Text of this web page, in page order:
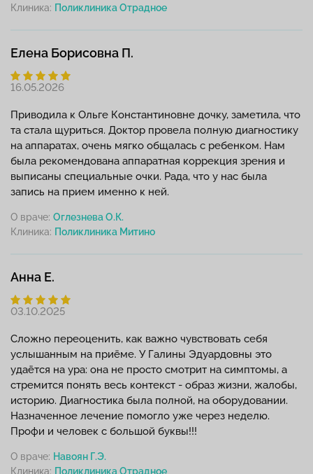
Клиника:
Елена Борисовна П.
16.05.2026
Приводила к Ольге Константиновне дочку, заметила, что
та стала щуриться. Доктор провела полную диагностику
на аппаратах, очень мягко общалась с ребенком. Нам
была рекомендована аппаратная коррекция зрения и
выписаны специальные очки. Рада, что у нас была
запись на прием именно к ней.
О враче: Оглезнева О.К.
Клиника:
Анна Е.
03.10.2025
Сложно переоценить, как важно чувствовать себя
услышанным на приёме. У Галины Эдуардовны это
удаётся на ура: она не просто смотрит на симптомы, а
стремится понять весь контекст - образ жизни, жалобы,
историю. Диагностика была полной, на оборудовании.
Назначенное лечение помогло уже через неделю.
Профи и человек с большой буквы!!!
О враче: Навоян Г.Э.
Клиника: